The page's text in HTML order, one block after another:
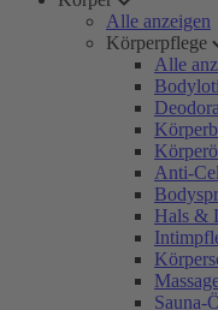
Alle anzeigen
Körperpflege
Alle
Anti-
Hals &
Sauna-